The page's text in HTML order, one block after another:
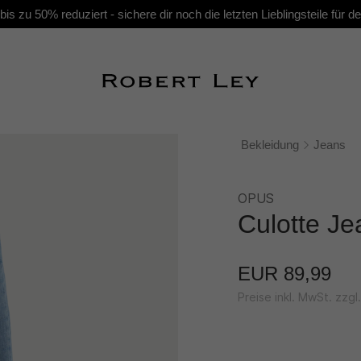
zu 50% reduziert - sichere dir noch die letzten Lieblingsteile für
Bekleidung Jeans
OPUS
Culotte
EUR 89,99
Preise inkl. MwSt.